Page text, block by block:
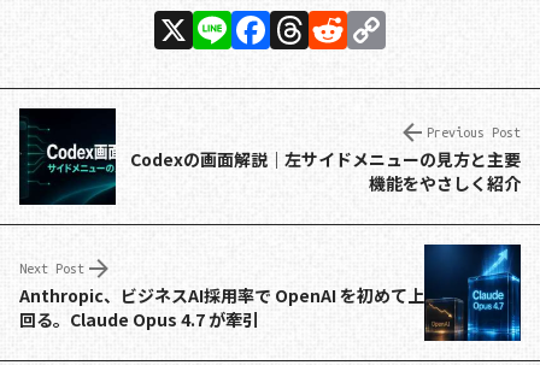
X Li
n
e
F
a
c
e
b
o
k
T
h
re
a
d
s
R
e
d
di
t
p
y
Li
n
Previous Post
Codexの画面解説｜左サイドメニューの見方と主要
機能をやさしく紹介
Next Post
Anthropic、ビジネスAI採用率で OpenAI を初めて上
回る。Claude Opus 4.7 が牽引